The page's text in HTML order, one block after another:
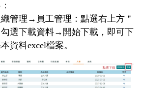
管理 → 員工管理 ： 點選右上方＂
選下載資料→開始下載， 即可下
資料excel檔案。